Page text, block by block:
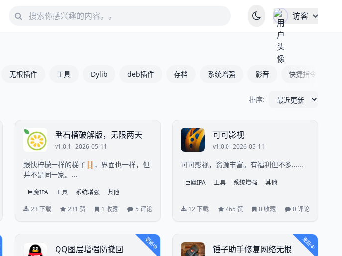
访客
无根插件 工具 Dylib deb插件 存档 系统增强 影音 快捷指令
排序:
番石榴破解版，无限两天
v1.0.1 2026-05-11
跟快柠檬一样的梯子🪜，界面也一样，但
并不是同一家。...
巨魔IPA 工具 系统增强
其他
23 下载
231 赞 1 收藏 5 评论
可可影视
v1.0.0 2026-05-11
可可影视，资源丰富。有福利但不多…...
巨魔IPA 工具 系统增强 其他
12 下载 465 赞 0 收藏 0 评论
更新中
QQ图层增强防撤回 更新中
锤子助手修复网络无根